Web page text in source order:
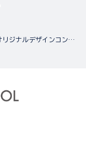
「MAZDA3」オリジナルデザインコンテスト